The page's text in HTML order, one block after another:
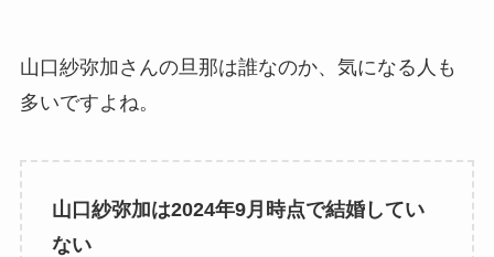
山口紗弥加さんの旦那は誰なのか、気になる人も
多いですよね。
山口紗弥加は2024年9月時点で結婚してい
ない